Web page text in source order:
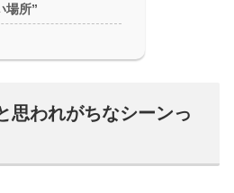
場所”
思われがちなシーンっ